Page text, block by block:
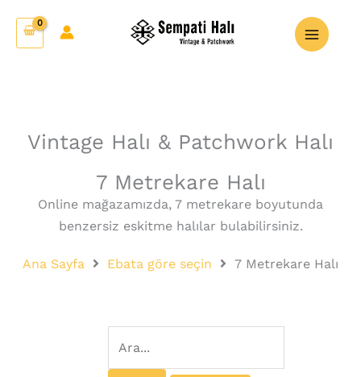
Vintage Halı & Patchwork Halı
7 Metrekare Halı
Online mağazamızda, 7 metrekare boyutunda
benzersiz eskitme halılar bulabilirsiniz.
Ana Sayfa Ebata göre seçin 7 Metrekare Halı